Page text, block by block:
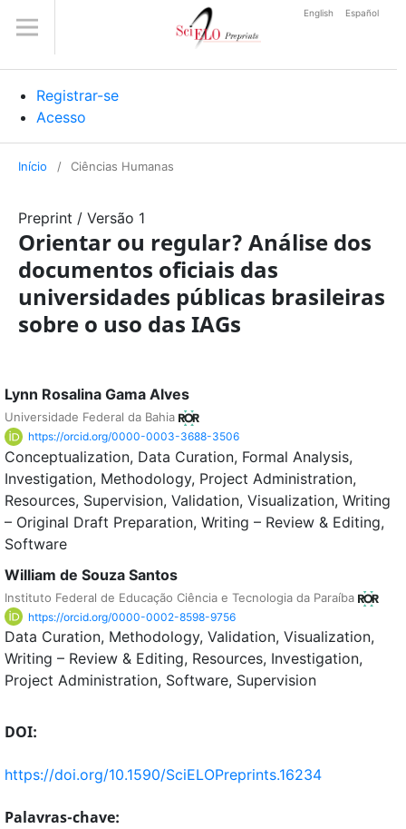
Registrar-se
Acesso
English Español
Início / Ciências Humanas
Preprint / Versão 1
Orientar ou regular? Análise dos
documentos oficiais das
universidades públicas brasileiras
sobre o uso das IAGs
Lynn Rosalina Gama Alves
Universidade Federal da Bahia
https://orcid.org/0000-0003-3688-3506
Conceptualization Data Curation Formal Analysis
Investigation Methodology Project Administration
Resources Supervision Validation Visualization Writing
– Original Draft Preparation Writing – Review & Editing
Software
William de Souza Santos
Instituto Federal de Educação Ciência e Tecnologia da Paraíba
https://orcid.org/0000-0002-8598-9756
Data Curation Methodology Validation Visualization
Writing – Review & Editing Resources Investigation
Project Administration Software Supervision
DOI:
https://doi.org/10.1590/SciELOPreprints.16234
Palavras-chave: